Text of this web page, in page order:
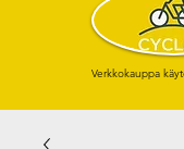
Verkkokauppa